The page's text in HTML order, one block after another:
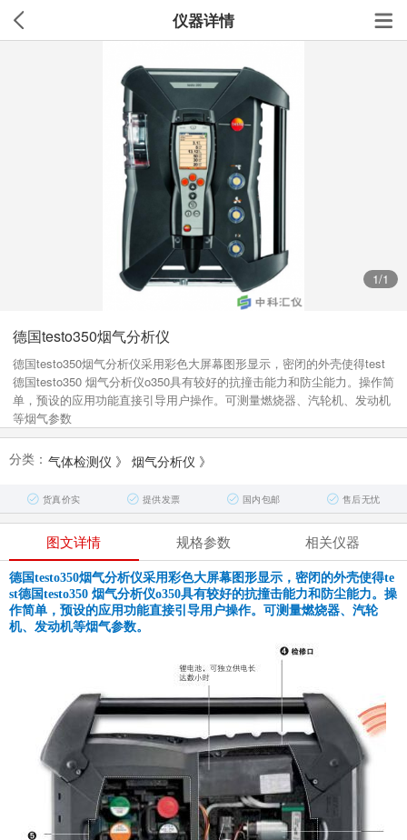
仪器详情
1/1
德国testo350烟气分析仪
德国testo350烟气分析仪采用彩色大屏幕图形显示，密闭的外壳使得test
德国testo350 烟气分析仪o350具有较好的抗撞击能力和防尘能力。操作简
单，预设的应用功能直接引导用户操作。可测量燃烧器、汽轮机、发动机
等烟气参数
分类： 气体检测仪 》 烟气分析仪 》
货真价实 提供发票 国内包邮 售后无忧
图文详情 规格参数 相关仪器
德国testo350烟气分析仪采用彩色大屏幕图形显示，密闭的外壳使得te
st德国testo350 烟气分析仪o350具有较好的抗撞击能力和防尘能力。操
作简单，预设的应用功能直接引导用户操作。可测量燃烧器、汽轮
机、发动机等烟气参数。